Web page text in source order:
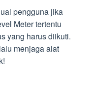
pengguna jika
Meter tertentu
yang harus diikuti.
menjaga alat